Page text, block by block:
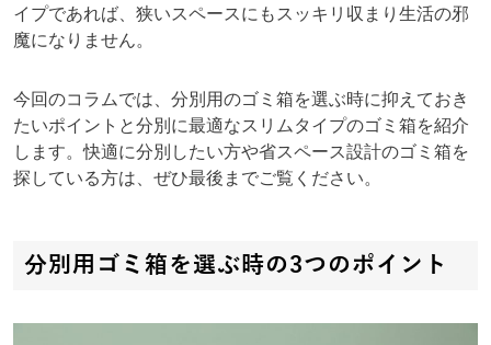
イプであれば、狭いスペースにもスッキリ収まり生活の邪
魔になりません。
今回のコラムでは、分別用のゴミ箱を選ぶ時に抑えておき
たいポイントと分別に最適なスリムタイプのゴミ箱を紹介
します。快適に分別したい方や省スペース設計のゴミ箱を
探している方は、ぜひ最後までご覧ください。
分別用ゴミ箱を選ぶ時の3つのポイント